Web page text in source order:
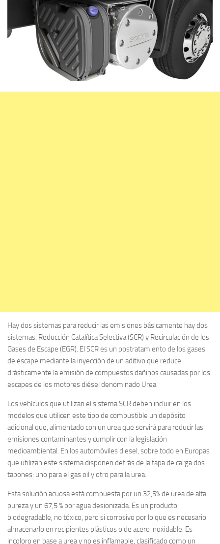
Hay dos sistemas para reducir las emisiones básicamente hay dos
sistemas: Reducción Catalítica Selectiva (SCR) y Recirculación de los
Gases de Escape (EGR). El SCR es un postratamiento de los gases
de escape mediante la inyección de un aditivo que reduce
drásticamente la emisión de compuestos dañinos causadas por los
escapes de los motores diésel denominado Urea.
Los vehículos que utilizan el sistema SCR deben incluir en los
modelos que utilicen este tipo de combustible un depósito
adicional que, alimentado con un urea que servirá para reducir las
emisiones contaminantes y cumplir con la legislación
medioambiental. En los automóviles diesel, sobre todo en Europas
que utilizan este sistema disponen detrás de la tapa de carga dos
tapones: uno para el gas oil y otro para la urea.
Esta solución acuosa está compuesta por un 32,5% de urea de alta
pureza y un 67,5 % por agua desionizada. Es un producto
biodegradable, no tóxico, pero si corrosivo por lo que es necesario
almacenarlo en recipientes plásticos o de acero inoxidable. Es
incoloro en base a urea y no es inflamable, clasificado como un